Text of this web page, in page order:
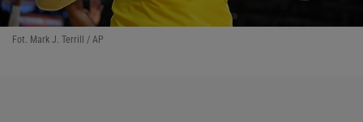
Fot. Mark J. Terrill / AP